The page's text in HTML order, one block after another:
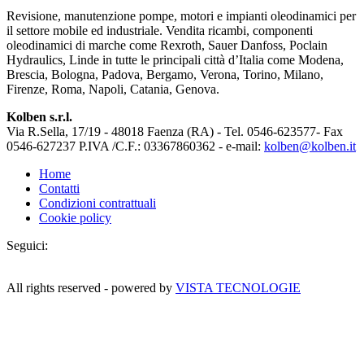
Revisione, manutenzione pompe, motori e impianti oleodinamici per
il settore mobile ed industriale. Vendita ricambi, componenti
oleodinamici di marche come Rexroth, Sauer Danfoss, Poclain
Hydraulics, Linde in tutte le principali città d’Italia come Modena,
Brescia, Bologna, Padova, Bergamo, Verona, Torino, Milano,
Firenze, Roma, Napoli, Catania, Genova.
Kolben s.r.l.
Via R.Sella, 17/19 - 48018 Faenza (RA) - Tel. 0546-623577- Fax
0546-627237 P.IVA /C.F.: 03367860362 - e-mail: kolben@kolben.it
Home
Contatti
Condizioni contrattuali
Cookie policy
Seguici:
All rights reserved - powered by VISTA TECNOLOGIE